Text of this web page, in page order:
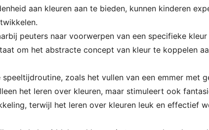
aan kleuren aan te bieden, kunnen kinderen
peuters naar voorwerpen van een specifieke
om het abstracte concept van kleur te koppelen
zoals het vullen van een emmer met
het leren over kleuren, maar stimuleert ook
terwijl het leren over kleuren leuk en effectief